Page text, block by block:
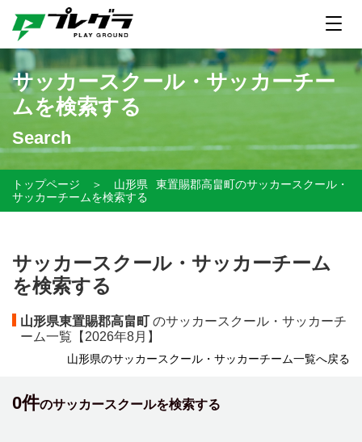
サッカースクール・サッカーチー
ムを検索する
Search
トップページ ＞ 山形県
東置賜郡高畠町のサッカースクール・
サッカーチームを検索する
サッカースクール・サッカーチーム
を検索する
山形県東置賜郡高畠町 のサッカースクール・サッカーチ
ーム一覧【 2026年8月】
山形県のサッカースクール・サッカーチーム一覧へ戻る
0件のサッカースクールを検索する